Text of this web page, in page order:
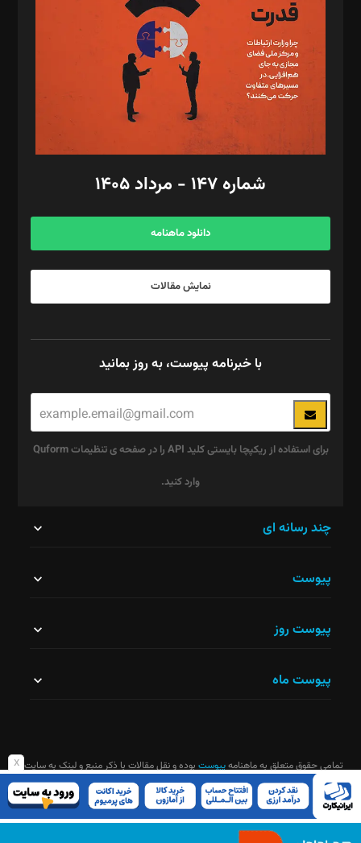
x
رستمی،مصطفی باستان
ویرایش: نگار استاد‌‌آقا
طراح یونیفرم: مجید توکلی
فیلمبرداری و عکاسی: امیر شفیعی، مانی لطفی زاده
گرافیک و صفحه‌آرایی: سید‌سبحان‌علی ثابت
مد‌یر توسعه تجاری: کامبیز برید‌
امور مالی: شاپور رهبری، محمد‌ کاظمی‌نیا
آگهی و مشترکین: ۰۹۱۹۹۹۹۰۴۵۴
شماره ۱۴۷ - مرداد ۱۴۰۵
دانلود ماهنامه
نمایش مقالات
با خبرنامه پیوست، به روز بمانید
برای استفاده از ریکپچا بایستی کلید API را در صفحه ی تنظیمات Quform
وارد کنید.
نباید
شود.
چند رسانه ای
پیوست
پیوست روز
پیوست ماه
تمامی حقوق متعلق به ماهنامهپیوست بوده و نقل مقالات با ذکر منبع و لینک به سایت
ماهنامه آزاد است